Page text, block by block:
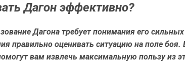
Дагон эффективно?
Дагона требует понимания его
правильно оценивать ситуацию на поле боя.
вам извлечь максимальную пользу из